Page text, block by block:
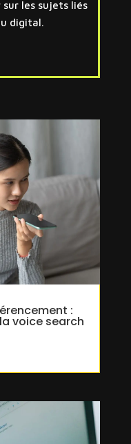
les sujets liés
digital.
:
voice search